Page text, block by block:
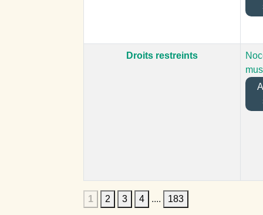
Droits restreints
1 2 3 4 .... 183